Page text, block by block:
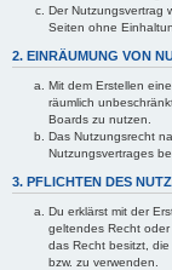
Der Nutzungsvertrag
Seiten ohne
2. EINRÄUMUNG VON
Mit dem Erstellen
räumlich
Boards zu nutzen.
Das Nutzungsrecht
Nutzungsvertrages
3. PFLICHTEN DES
Du erklärst mit der
geltendes Recht
das Recht besitzt,
bzw. zu verwenden.